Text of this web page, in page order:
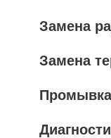
Замена
Замена